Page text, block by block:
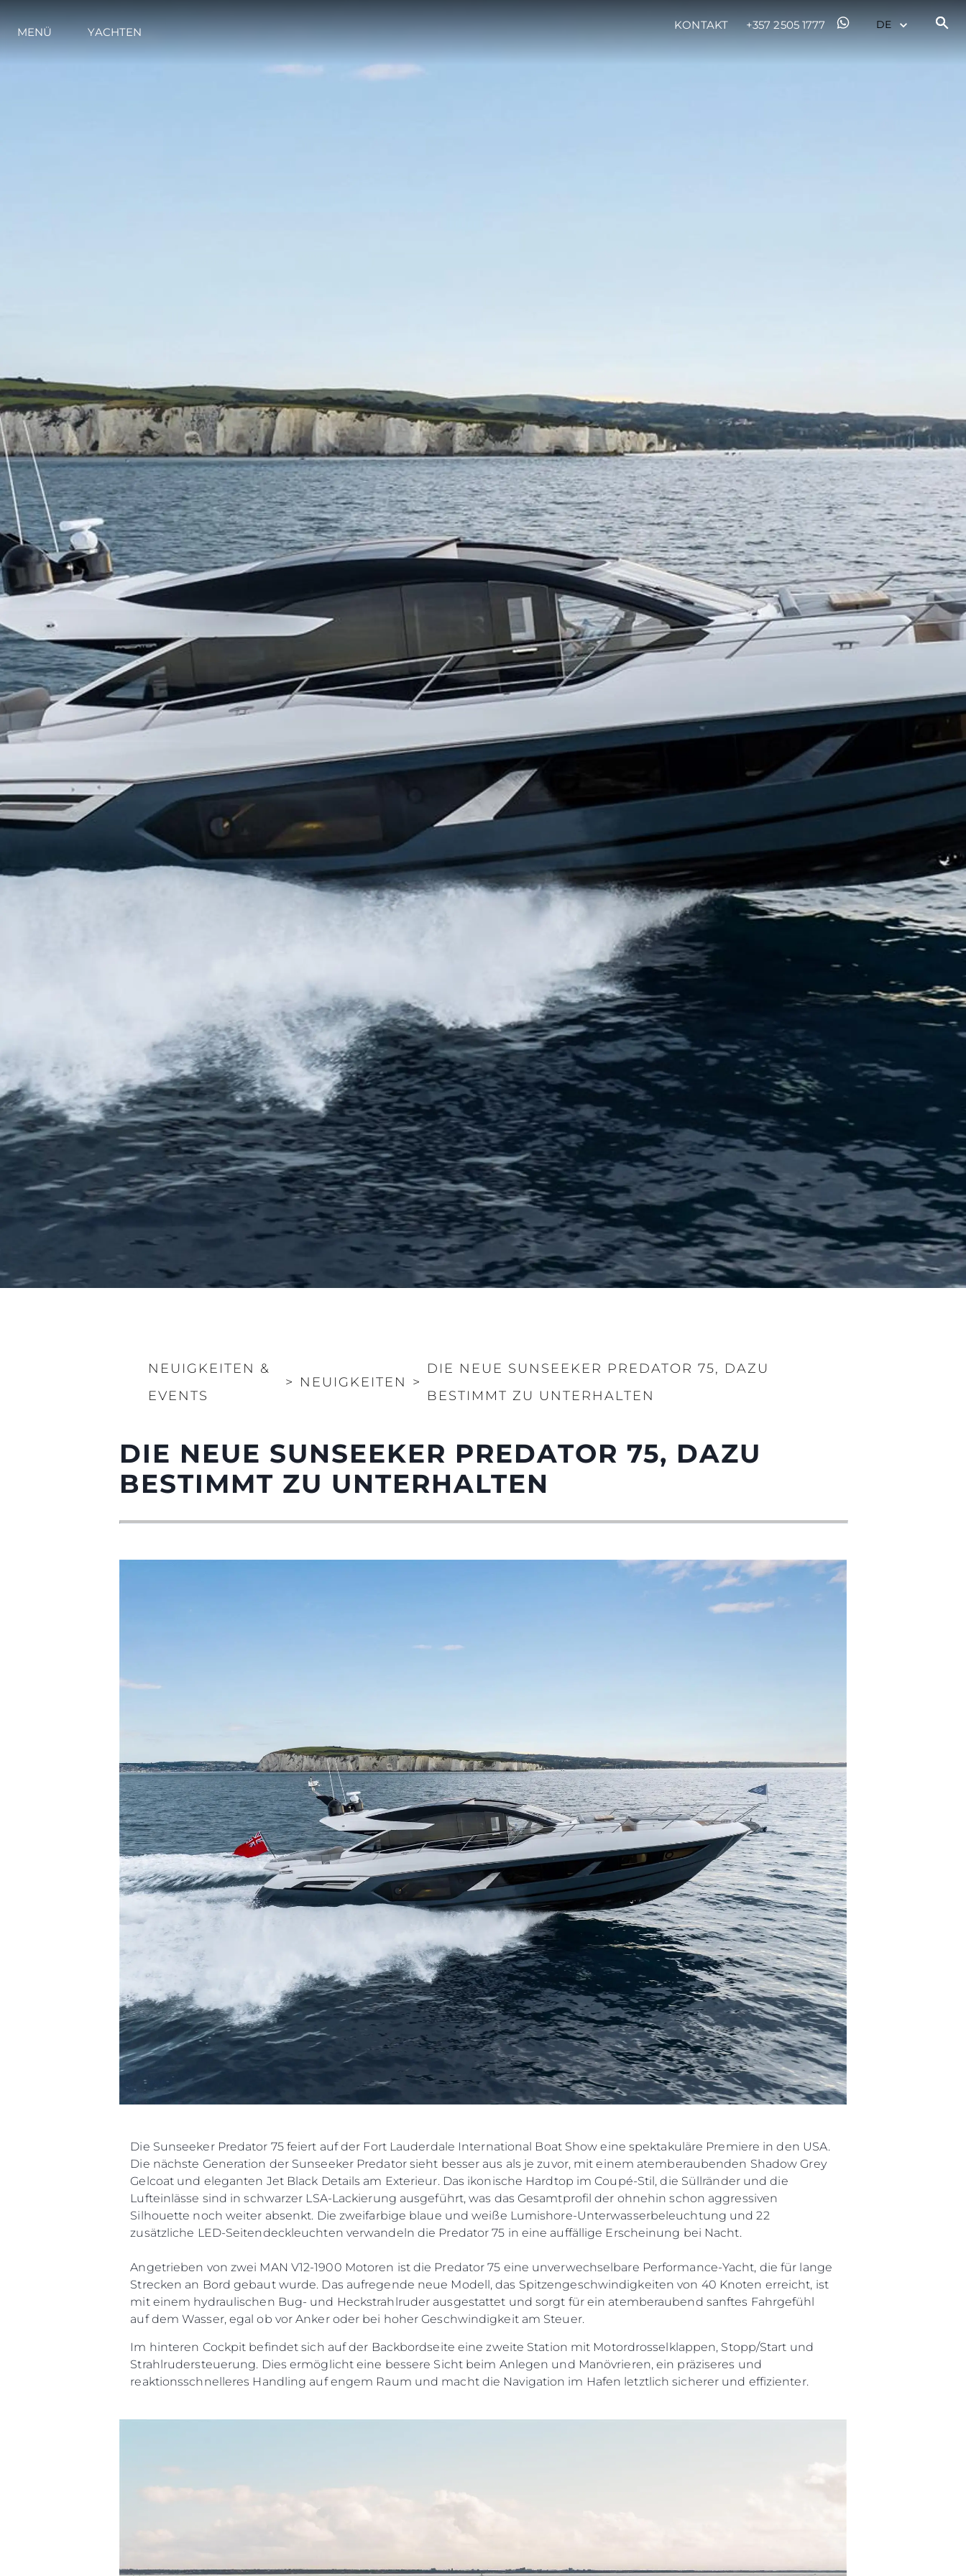
MENÜ YACHTEN
KONTAKT +357 2505 1777
NEUIGKEITEN &
EVENTS
> NEUIGKEITEN >
DIE NEUE SUNSEEKER PREDATOR 75, DAZU
BESTIMMT ZU UNTERHALTEN
DIE NEUE SUNSEEKER PREDATOR 75, DAZU
BESTIMMT ZU UNTERHALTEN
Die Sunseeker Predator 75 feiert auf der Fort Lauderdale International Boat Show eine spektakuläre Premiere in den USA.
Die nächste Generation der Sunseeker Predator sieht besser aus als je zuvor, mit einem atemberaubenden Shadow Grey
Gelcoat und eleganten Jet Black Details am Exterieur. Das ikonische Hardtop im Coupé-Stil, die Süllränder und die
Lufteinlässe sind in schwarzer LSA-Lackierung ausgeführt, was das Gesamtprofil der ohnehin schon aggressiven
Silhouette noch weiter absenkt. Die zweifarbige blaue und weiße Lumishore-Unterwasserbeleuchtung und 22
zusätzliche LED-Seitendeckleuchten verwandeln die Predator 75 in eine auffällige Erscheinung bei Nacht.
Angetrieben von zwei MAN V12-1900 Motoren ist die Predator 75 eine unverwechselbare Performance-Yacht, die für lange
Strecken an Bord gebaut wurde. Das aufregende neue Modell, das Spitzengeschwindigkeiten von 40 Knoten erreicht, ist
mit einem hydraulischen Bug- und Heckstrahlruder ausgestattet und sorgt für ein atemberaubend sanftes Fahrgefühl
auf dem Wasser, egal ob vor Anker oder bei hoher Geschwindigkeit am Steuer.
Im hinteren Cockpit befindet sich auf der Backbordseite eine zweite Station mit Motordrosselklappen, Stopp/Start und
Strahlrudersteuerung. Dies ermöglicht eine bessere Sicht beim Anlegen und Manövrieren, ein präziseres und
reaktionsschnelleres Handling auf engem Raum und macht die Navigation im Hafen letztlich sicherer und effizienter.
Information
Standort Karte
Kontakt
Cookies
Rechtliches
DATENSCHUTZRICHTLINIE
ERKLÄRUNG ZUR
MODERNEN SKLAVEREI
ALLGEMEINE
GESCHÄFTSBEDINGUNGEN
COOKIE POLITIK
RECRUITING
Die Firma
Brokerage
Bootscharter
Neuigkeiten
Veranstaltungen
Innovation
Die Firma
Das Team
Lifestyle
Geschichte
Bewerten Sie Ihr Boot